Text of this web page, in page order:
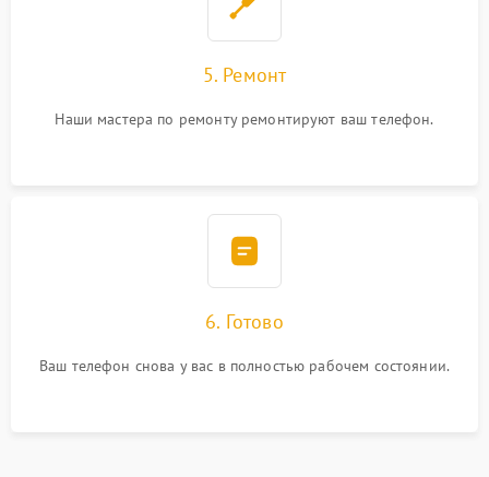
5. Ремонт
Наши мастера по ремонту ремонтируют ваш телефон.
6. Готово
Ваш телефон снова у вас в полностью рабочем состоянии.